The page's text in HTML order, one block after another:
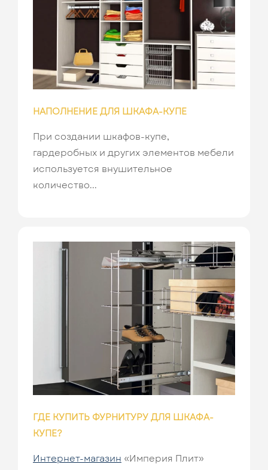
НАПОЛНЕНИЕ ДЛЯ ШКАФА-КУПЕ
При создании шкафов-купе,
гардеробных и других элементов мебели
используется внушительное
количество...
ГДЕ КУПИТЬ ФУРНИТУРУ ДЛЯ ШКАФА-
КУПЕ?
Интернет-магазин «Империя Плит»